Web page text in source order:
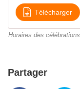
Télécharger
Horaires des
Partager